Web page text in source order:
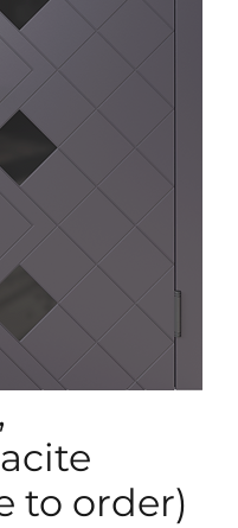
to order)